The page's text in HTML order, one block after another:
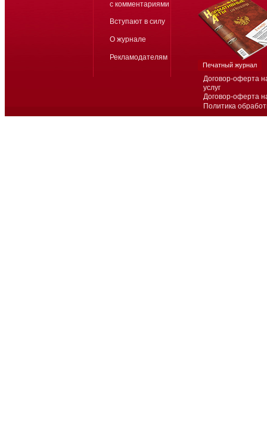
Договор-оферта
услуг
Договор-оферта
Политика
с комментариями
Вступают в силу
О журнале
Рекламодателям
Печатный журнал